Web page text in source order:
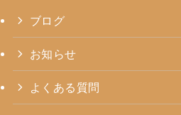
ブログ
お知らせ
よくある質問